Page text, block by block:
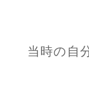
当時の自